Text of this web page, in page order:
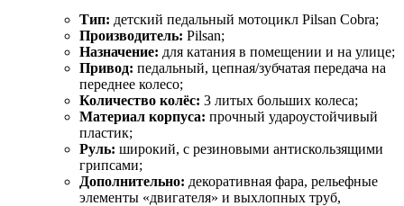
Тип: детский педальный мотоцикл Pilsan Cobra;
Производитель: Pilsan;
Назначение: для катания в помещении и на улице;
Привод: педальный, цепная/зубчатая передача на
переднее колесо;
Количество колёс: 3 литых больших колеса;
Материал корпуса: прочный удароустойчивый
пластик;
Руль: широкий, с резиновыми антискользящими
грипсами;
Дополнительно: декоративная фара, рельефные
элементы «двигателя» и выхлопных труб,